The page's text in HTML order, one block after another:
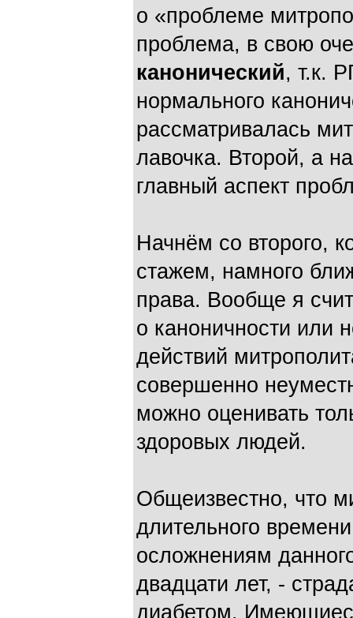
о «проблеме
проблема, в свою
канонический, т.к.
нормального
рассматривалась
лавочка. Второй, а
главный аспект
Начнём со второго,
стажем, намного
права. Вообще я
о каноничности или
действий
совершенно
можно оценивать
здоровых людей.
Общеизвестно, что
длительного
осложнениям
двадцати лет, -
диабетом.